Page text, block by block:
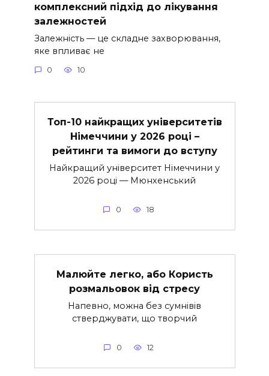
комплексний підхід до лікування
залежностей
Залежність — це складне захворювання,
яке впливає не
0 10
Топ-10 найкращих університетів
Німеччини у 2026 році –
рейтинги та вимоги до вступу
Найкращий університет Німеччини у
2026 році — Мюнхенський
0 18
Малюйте легко, або Користь
розмальовок від стресу
Напевно, можна без сумнівів
стверджувати, що творчий
0 12